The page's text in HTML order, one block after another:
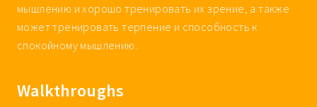
мышлению и хорошо тренировать их зрение, а также
может тренировать терпение и способность к
спокойному мышлению.
Walkthroughs